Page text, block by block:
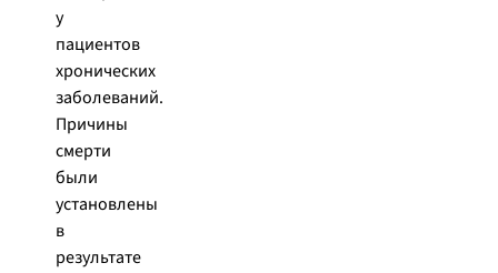
у
пациентов
хронических
заболеваний.
Причины
смерти
были
установлены
в
результате